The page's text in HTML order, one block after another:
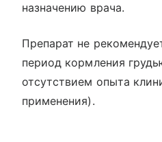
назначению врача.
Препарат не
период кормления
отсутствием опыта
применения).